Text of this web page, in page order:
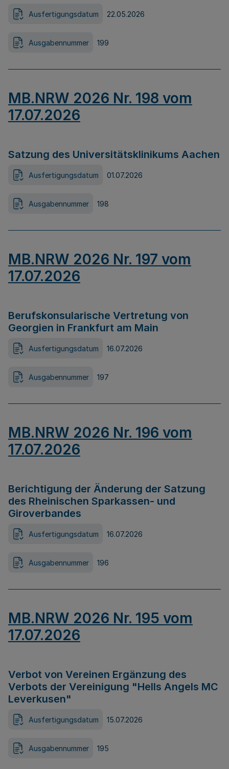
Ausfertigungsdatum 22.05.2026
Ausgabennummer 199
MB.NRW 2026 Nr. 198 vom
17.07.2026
Satzung des Universitätsklinikums Aachen
Ausfertigungsdatum 01.07.2026
Ausgabennummer 198
MB.NRW 2026 Nr. 197 vom
17.07.2026
Berufskonsularische Vertretung von
Georgien in Frankfurt am Main
Ausfertigungsdatum 16.07.2026
Ausgabennummer 197
MB.NRW 2026 Nr. 196 vom
17.07.2026
Berichtigung der Änderung der Satzung
des Rheinischen Sparkassen- und
Giroverbandes
Ausfertigungsdatum 16.07.2026
Ausgabennummer 196
MB.NRW 2026 Nr. 195 vom
17.07.2026
Verbot von Vereinen Ergänzung des
Verbots der Vereinigung "Hells Angels MC
Leverkusen"
Ausfertigungsdatum 15.07.2026
Ausgabennummer 195